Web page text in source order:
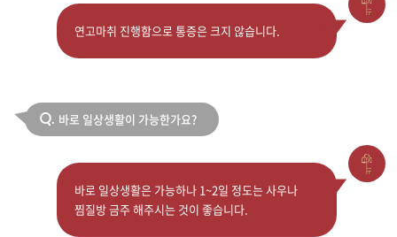
연고마취 진행함으로 통증은 크지 않습니다.
Q. 바로 일상생활이 가능한가요?
바로 일상생활은 가능하나 1~2일 정도는 사우나
찜질방 금주 해주시는 것이 좋습니다.